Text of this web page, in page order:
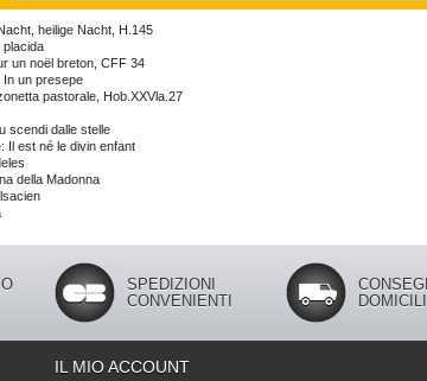
heilige Nacht, H.145
placida
un noël breton, CFF 34
In un presepe
pastorale, Hob.XXVla.27
scendi dalle stelle
Il est né le divin enfant
della Madonna
SPEDIZIONI
CONVENIENTI
IL MIO ACCOUNT